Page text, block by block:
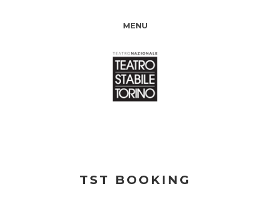
MENU
TST BOOKING